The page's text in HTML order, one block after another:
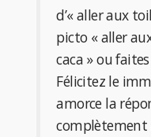
d’« aller aux
picto « aller
caca » ou
Félicitez le
amorce la
complètement